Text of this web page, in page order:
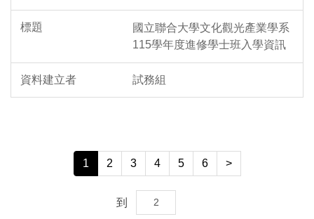
國立聯合大學文化觀光產業學系
115學年度進修學士班入學資訊
試務組
1 2 3 4 5 6 >
到